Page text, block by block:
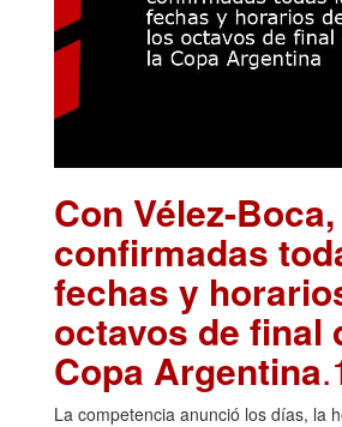
Con Vélez-Boca,
confirmadas
fechas y
octavos de final
Copa Argentina
La competencia anunció los días, la